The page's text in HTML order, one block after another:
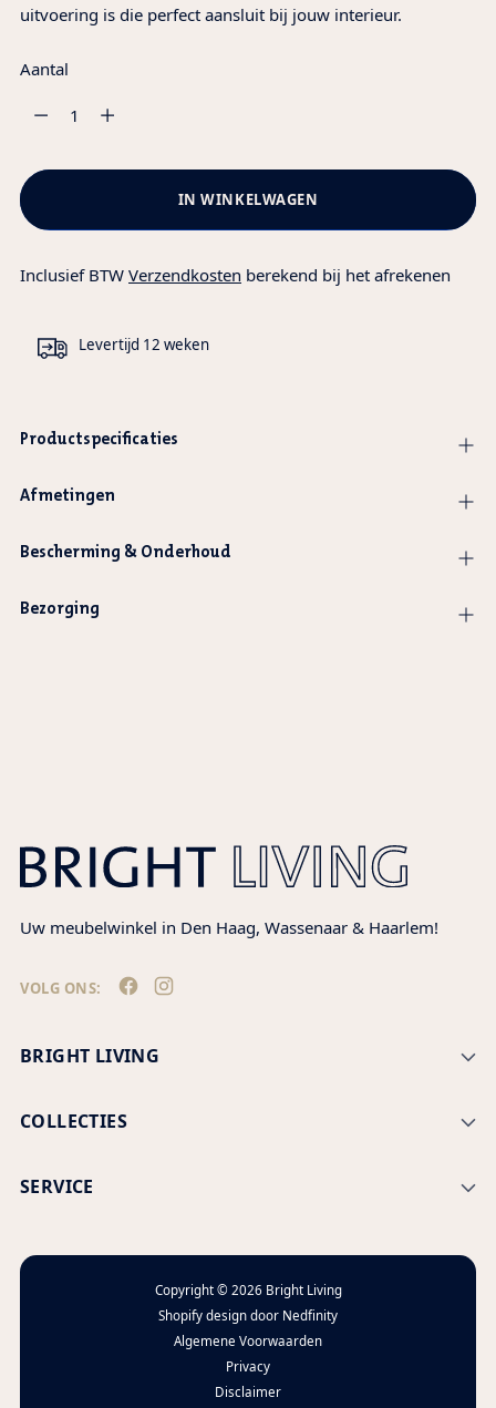
uitvoering is die perfect aansluit bij jouw interieur.
Aantal
IN WINKELWAGEN
Inclusief BTW Verzendkosten berekend bij het afrekenen
Levertijd 12 weken
Productspecificaties
Afmetingen
Bescherming & Onderhoud
Bezorging
Uw meubelwinkel in Den Haag, Wassenaar & Haarlem!
VOLG ONS:
BRIGHT LIVING
COLLECTIES
SERVICE
Copyright © 2026 Bright Living
Shopify design door Nedfinity
Algemene Voorwaarden
Privacy
Disclaimer